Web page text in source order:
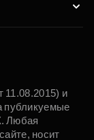
11.08.2015) и
публикуемые
Любая
носит